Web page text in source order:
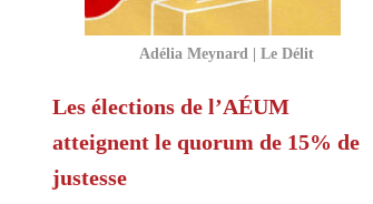
Adélia Meynard | Le Délit
Les élections de l’AÉUM
atteignent le quorum de 15% de
justesse